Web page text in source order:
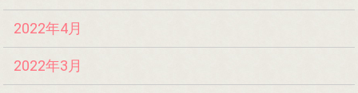
2022年4月
2022年3月